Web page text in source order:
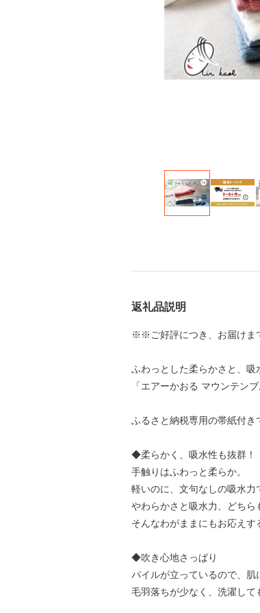
返礼品説明
※※ご好評につき、お届けま
ふわっとした柔らかさと、吸
「エアーかおる マウンテン
ふるさと納税専用の帯紙付き
◆柔らかく、吸水性も抜群！
手触りはふわっと柔らか。
軽いのに、文句なしの吸水力
やわらかさと吸水力、どちら
そんなわがままにもお応えす
◆吹き心地さっぱり
パイルが立っているので、肌
毛羽落ちが少なく、洗濯して